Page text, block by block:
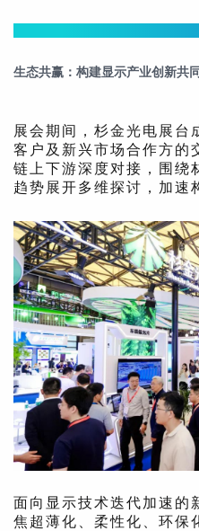
生态共赢：构建显示产业创新共
展会期间，杉金光电展台
客户及新兴市场合作方的
链上下游深度对接，围绕
趋势展开多维探讨，加速
面向显示技术迭代加速的
焦超薄化、柔性化、环保